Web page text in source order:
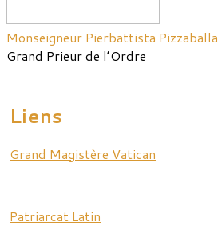
Monseigneur Pierbattista Pizzaballa
Grand Prieur de l’Ordre
Liens
Grand Magistère Vatican
Patriarcat Latin